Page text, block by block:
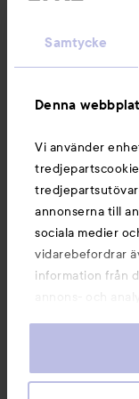
Samtycke
Denna
Vi använder
annonserna till
sociala medier
vidarebefordrar
information från
annons- och
information som
våra cookies vid
Du kanske